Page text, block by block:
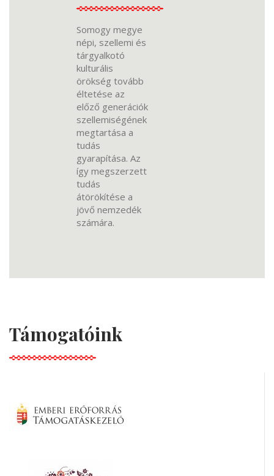
Somogy megye
népi, szellemi és
tárgyalkotó
kulturális
örökség tovább
éltetése az
előző generációk
szellemiségének
megtartása a
tudás
gyarapítása. Az
így megszerzett
tudás
átörökítése a
jövő nemzedék
számára.
Támogatóink